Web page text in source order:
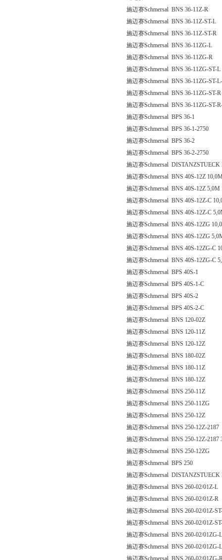
施迈赛Schmersal BNS 36-11Z-R
施迈赛Schmersal BNS 36-11Z-ST-L
施迈赛Schmersal BNS 36-11Z-ST-R
施迈赛Schmersal BNS 36-11ZG-L
施迈赛Schmersal BNS 36-11ZG-R
施迈赛Schmersal BNS 36-11ZG-ST-L
施迈赛Schmersal BNS 36-11ZG-ST-
施迈赛Schmersal BNS 36-11ZG-ST-R
施迈赛Schmersal BNS 36-11ZG-ST-
施迈赛Schmersal BPS 36-1
施迈赛Schmersal BPS 36-1-2750
施迈赛Schmersal BPS 36-2
施迈赛Schmersal BPS 36-2-2750
施迈赛Schmersal DISTANZSTUECK
施迈赛Schmersal BNS 40S-12Z
施迈赛Schmersal BNS 40S-12Z 5,0M
施迈赛Schmersal BNS 40S-12Z-C
施迈赛Schmersal BNS 40S-12Z-C
施迈赛Schmersal BNS 40S-12ZG
施迈赛Schmersal BNS 40S-12ZG
施迈赛Schmersal BNS 40S-12ZG-C
施迈赛Schmersal BNS 40S-12ZG-C
施迈赛Schmersal BPS 40S-1
施迈赛Schmersal BPS 40S-1-C
施迈赛Schmersal BPS 40S-2
施迈赛Schmersal BPS 40S-2-C
施迈赛Schmersal BNS 120-02Z
施迈赛Schmersal BNS 120-11Z
施迈赛Schmersal BNS 120-12Z
施迈赛Schmersal BNS 180-02Z
施迈赛Schmersal BNS 180-11Z
施迈赛Schmersal BNS 180-12Z
施迈赛Schmersal BNS 250-11Z
施迈赛Schmersal BNS 250-11ZG
施迈赛Schmersal BNS 250-12Z
施迈赛Schmersal BNS 250-12Z-2187
施迈赛Schmersal BNS 250-12Z-2187
施迈赛Schmersal BNS 250-12ZG
施迈赛Schmersal BPS 250
施迈赛Schmersal DISTANZSTUECK
施迈赛Schmersal BNS 260-02/01Z-L
施迈赛Schmersal BNS 260-02/01Z-R
施迈赛Schmersal BNS 260-02/01Z-
施迈赛Schmersal BNS 260-02/01Z-
施迈赛Schmersal BNS 260-02/01ZG-L
施迈赛Schmersal BNS 260-02/01ZG-
施迈赛Schmersal BNS 260-02/01ZG-